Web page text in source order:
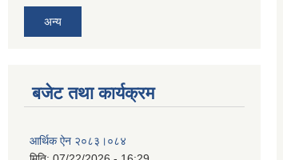
अन्य
बजेट तथा कार्यक्रम
आर्थिक ऐन २०८३।०८४